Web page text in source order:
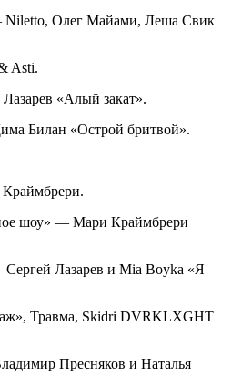
Niletto, Олег Майами, Леша Свик
Asti.
«Алый закат».
Билан «Острой бритвой».
шоу» — Мари Краймбрери
Лазарев и Mia Boyka «Я
Травма, Skidri DVRKLXGHT
Пресняков и Наталья